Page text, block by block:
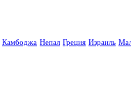
Камбоджа Непал Греция Израиль